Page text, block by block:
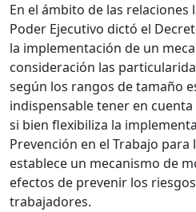
En el ámbito de las relaciones
Poder Ejecutivo dictó el
la implementación de un
consideración las
según los rangos de tamaño
indispensable tener en
si bien flexibiliza la
Prevención en el Trabajo para
establece un mecanismo de
efectos de prevenir los
trabajadores.